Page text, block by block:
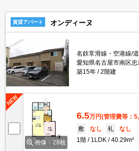
賃貸アパート オンディーヌ
名鉄常滑線・空港線/
愛知県名古屋市南区忠
築15年
2階建
画像：28枚
6.5万円(管理費等：
敷
なし 礼
なし
1階
1LDK 40.29m²